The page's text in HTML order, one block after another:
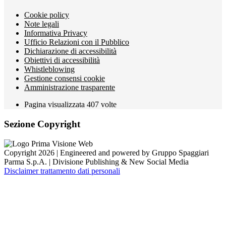
Cookie policy
Note legali
Informativa Privacy
Ufficio Relazioni con il Pubblico
Dichiarazione di accessibilità
Obiettivi di accessibilità
Whistleblowing
Gestione consensi cookie
Amministrazione trasparente
Pagina visualizzata 407 volte
Sezione Copyright
Copyright 2026 | Engineered and powered by Gruppo Spaggiari
Parma S.p.A. | Divisione Publishing & New Social Media
Disclaimer trattamento dati personali